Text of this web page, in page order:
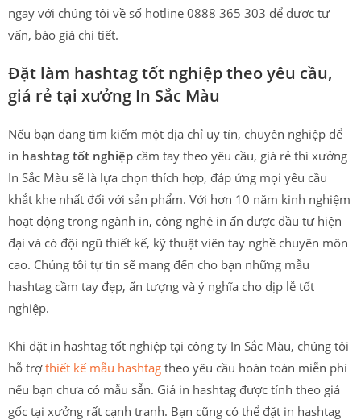
ngay với chúng tôi về số hotline 0888 365 303 để được tư
vấn, báo giá chi tiết.
Đặt làm hashtag tốt nghiệp theo yêu cầu,
giá rẻ tại xưởng In Sắc Màu
Nếu bạn đang tìm kiếm một địa chỉ uy tín, chuyên nghiệp để
in hashtag tốt nghiệp cầm tay theo yêu cầu, giá rẻ thì xưởng
In Sắc Màu sẽ là lựa chọn thích hợp, đáp ứng mọi yêu cầu
khắt khe nhất đối với sản phẩm. Với hơn 10 năm kinh nghiệm
hoạt động trong ngành in, công nghệ in ấn được đầu tư hiện
đại và có đội ngũ thiết kế, kỹ thuật viên tay nghề chuyên môn
cao. Chúng tôi tự tin sẽ mang đến cho bạn những mẫu
hashtag cầm tay đẹp, ấn tượng và ý nghĩa cho dịp lễ tốt
nghiệp.
Khi đặt in hashtag tốt nghiệp tại công ty In Sắc Màu, chúng tôi
hỗ trợthiết kế mẫu hashtag theo yêu cầu hoàn toàn miễn phí
nếu bạn chưa có mẫu sẵn. Giá in hashtag được tính theo giá
gốc tại xưởng rất cạnh tranh. Bạn cũng có thể đặt in hashtag